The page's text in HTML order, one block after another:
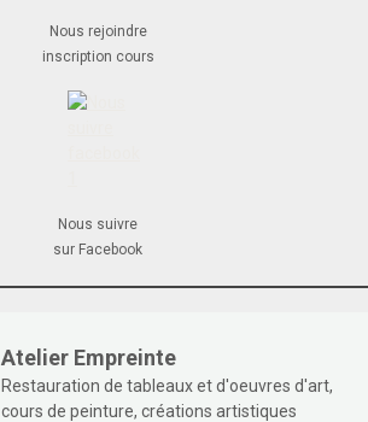
Nous rejoindre
inscription cours
Nous suivre
sur Facebook
Atelier Empreinte
Restauration de tableaux et d'oeuvres d'art,
cours de peinture, créations artistiques